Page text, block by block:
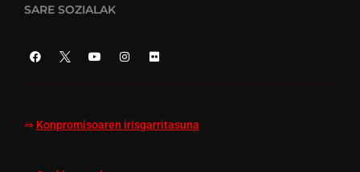
SARE SOZIALAK
⇒ Konpromisoaren irisgarritasuna